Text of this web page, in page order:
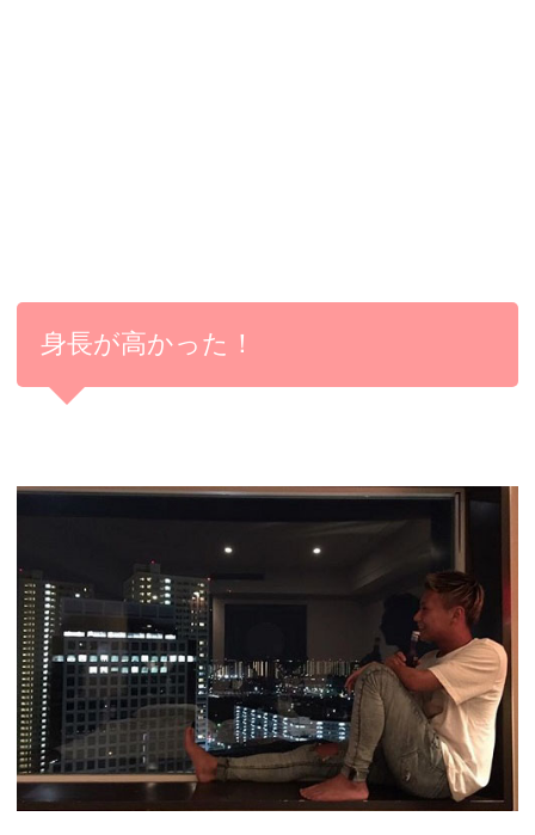
身長が高かった！